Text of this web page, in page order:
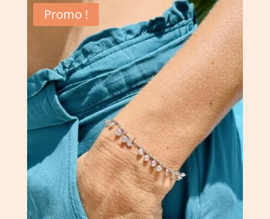
9
000 Fr.
est :
4
500 Fr.
Promo !